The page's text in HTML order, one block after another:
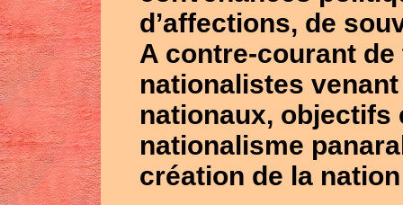
d’affections, de
A contre-courant
nationalistes
nationaux, objectifs
nationalisme
création de la